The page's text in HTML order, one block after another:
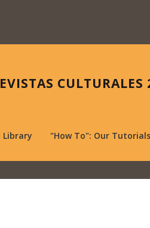
CULTURALES
"How To": Our Tutorials